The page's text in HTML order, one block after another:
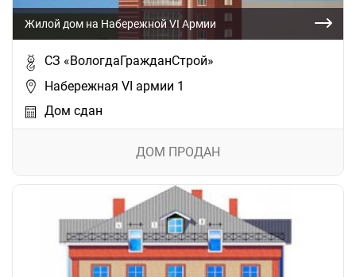
Жилой дом на Набережной VI Армии
СЗ «ВологдаГражданСтрой»
Набережная VI армии 1
Дом сдан
ДОМ ПРОДАН